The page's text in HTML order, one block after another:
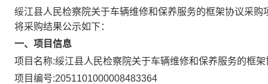
绥江县人民检察院关于车辆维修和保养服务的框架协议采购
将采购结果公示如下：
一、项目信息
项目名称:绥江县人民检察院关于车辆维修和保养服务的框
项目编号:2051101000008483364